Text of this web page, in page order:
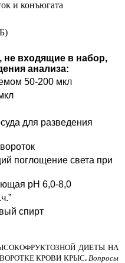
и конъюгата
не входящие в набор,
анализа:
50-200 мкл
для разведения
поглощение света при
рН 6,0-8,0
спирт
ДИЕТЫ НА
КРОВИ КРЫС. Вопросы